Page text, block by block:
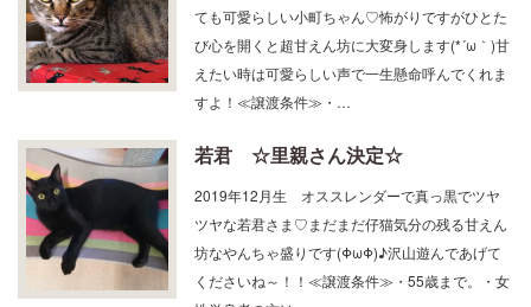
ても可愛らしい小町ちゃん♡怖がりですがひとた
び心を開くと超甘えん坊に大変身します(*´ω｀)甘
えたい時は可愛らしい声で一生懸命呼んでくれま
すよ！≪譲渡条件≫・…
若君 ☆里親さん決定☆
2019年12月生 オススレンダーで真っ黒でツヤ
ツヤな若君さま♡まだまだ仔猫気分の残る甘えん
坊なやんちゃ盛りです(ΦωΦ)♪沢山遊んであげて
くださいね～！！≪譲渡条件≫・55歳まで。・女